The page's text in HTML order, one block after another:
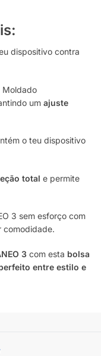
dispositivo contra
Moldado
um ajuste
o teu dispositivo
total e permite
3 sem esforço com
comodidade.
3 com esta bolsa
entre estilo e